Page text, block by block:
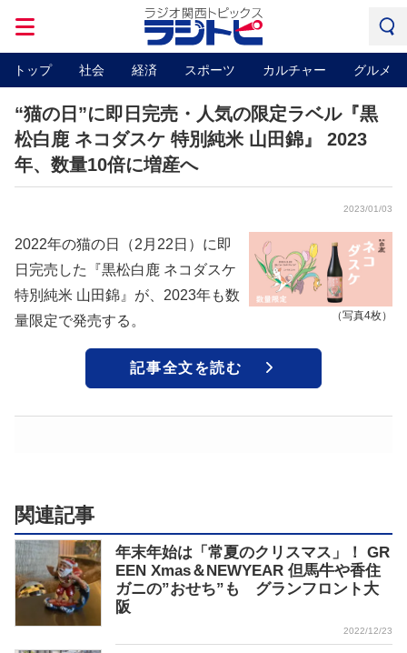
トップ 社会 経済 スポーツ カルチャー グルメ
“猫の日”に即日完売・人気の限定ラベル『黒
松白鹿 ネコダスケ 特別純米 山田錦』 2023
年、数量10倍に増産へ
2023/01/03
（写真4枚）
2022年の猫の日（2月22日）に即
日完売した『黒松白鹿 ネコダスケ
特別純米 山田錦』が、2023年も数
量限定で発売する。
記事全文を読む
関連記事
年末年始は「常夏のクリスマス」！ GR
EEN Xmas＆NEWYEAR 但馬牛や香住
ガニの”おせち”も グランフロント大
阪
2022/12/23